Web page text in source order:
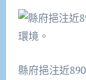
縣府挹注近